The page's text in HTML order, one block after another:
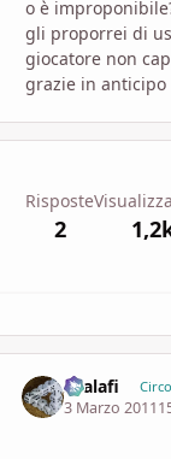
o è
gli proporrei di
giocatore non
grazie in
Risposte
2
shalafi
3 Marzo 2011